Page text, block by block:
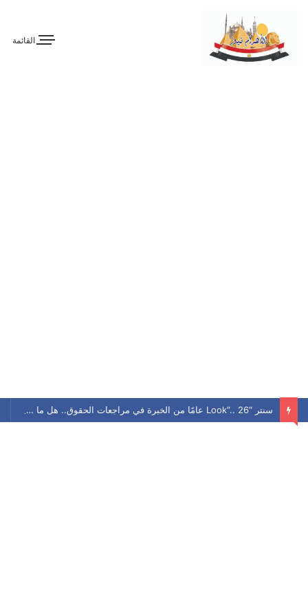
القائمة
سنتر “Look”.. 26 عامًا من الخبرة في مراجعات الحقوق.. هل ما زال يحافظ على مكانته بين الطلاب؟